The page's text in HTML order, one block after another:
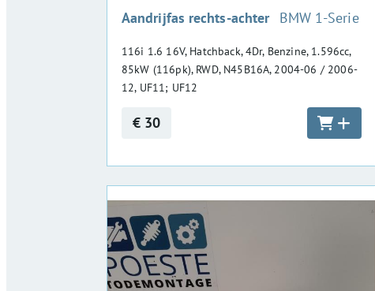
Aandrijfas rechts-achter :BMW 1-Serie
116i 1.6 16V, Hatchback, 4Dr, Benzine, 1.596cc,
85kW (116pk), RWD, N45B16A, 2004-06 / 2006-
12, UF11; UF12
€ 30